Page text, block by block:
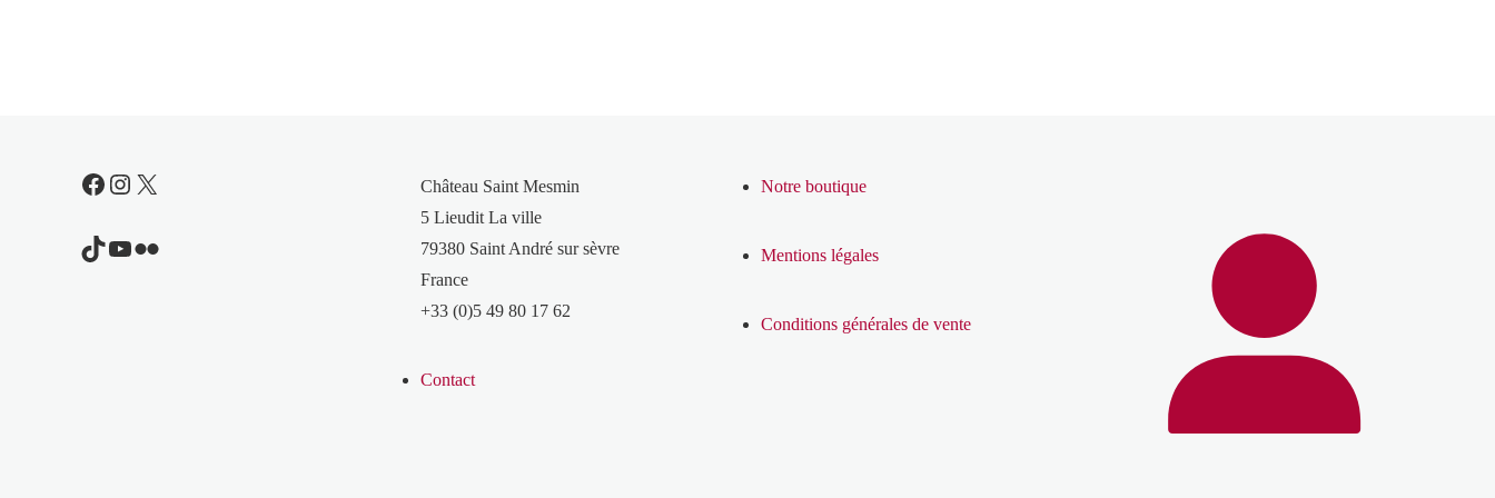
Facebook
Instagram
X
TikTok
YouTube
Flickr
Château Saint Mesmin
5 Lieudit La ville
79380 Saint André sur sèvre
France
+33 (0)5 49 80 17 62
Contact
Notre boutique
Mentions légales
Conditions générales de vente